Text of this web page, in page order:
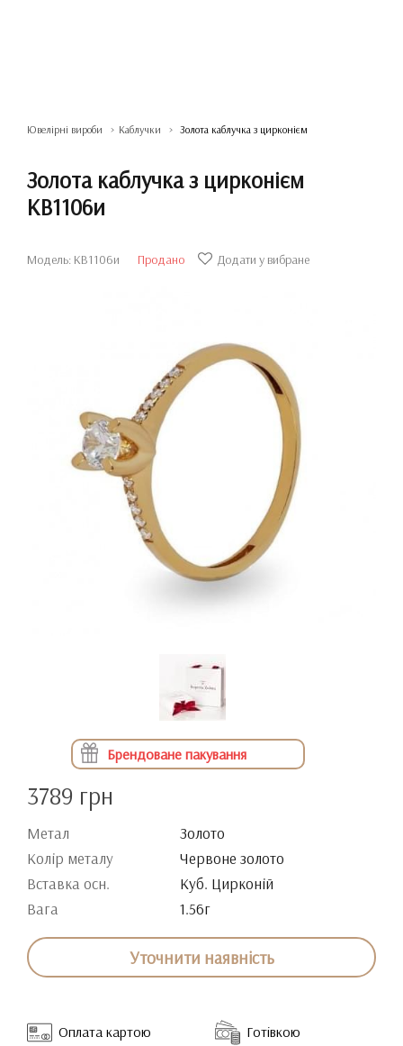
Ювелірні вироби Каблучки Золота каблучка з цирконієм
Золота каблучка з цирконієм
КВ1106и
Модель: КВ1106и Продано Додати у вибране
Брендоване пакування
3789 грн
Метал
Золото
Колір металу
Червоне золото
Вставка осн.
Куб. Цирконій
Вага
1.56г
Уточнити наявність
Оплата картою Готівкою